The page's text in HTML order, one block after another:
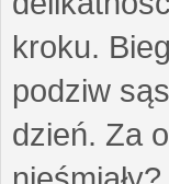
kroku.
podziw
dzień. Za